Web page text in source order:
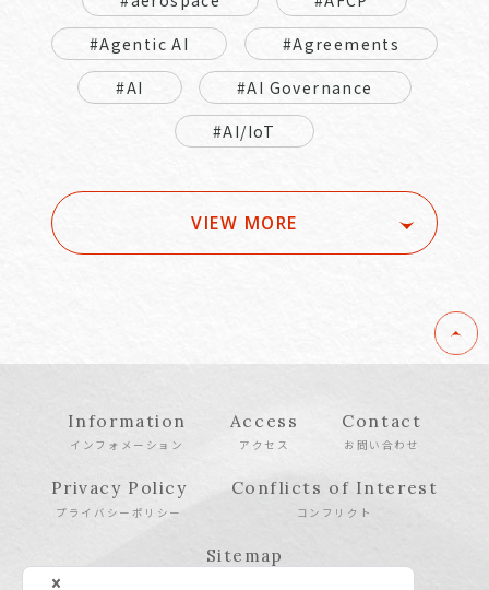
#Agentic AI
#Agreements
#AI
#AI Governance
#AI/IoT
VIEW MORE
Information
インフォメーション
Access
アクセス
Contact
お問い合わせ
Privacy Policy
プライバシーポリシー
Conflicts of Interest
コンフリクト
Sitemap